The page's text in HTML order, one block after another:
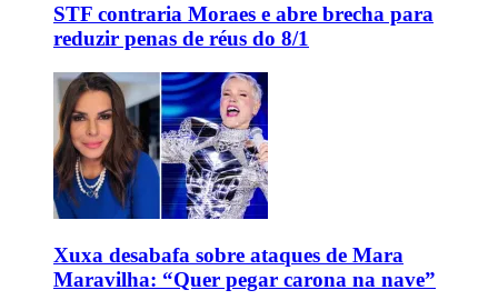
STF contraria Moraes e abre brecha para
reduzir penas de réus do 8/1
Xuxa desabafa sobre ataques de Mara
Maravilha: “Quer pegar carona na nave”